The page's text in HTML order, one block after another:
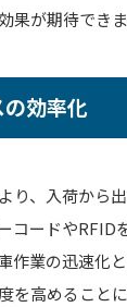
果が期待できま
効率化
り、入荷から
コードやRFID
作業の迅速化
を高めること